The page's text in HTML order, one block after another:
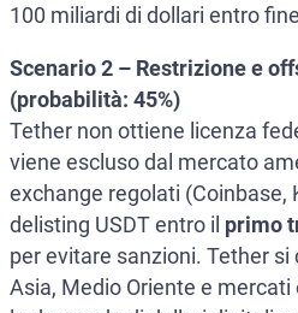
100 miliardi di dollari entro
Scenario 2 – Restrizione e
(probabilità: 45%)
Tether non ottiene licenza
viene escluso dal mercato
exchange regolati (Coinbase,
delisting USDT entro il primo
per evitare sanzioni. Tether si
Asia, Medio Oriente e